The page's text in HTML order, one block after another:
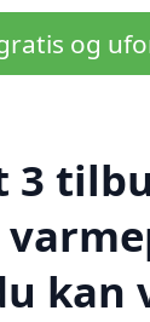
og
3